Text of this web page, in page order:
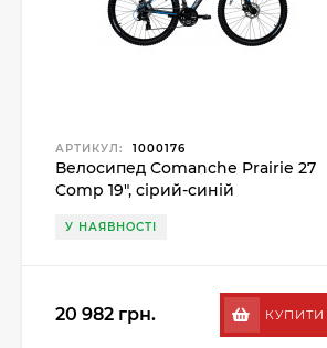
АРТИКУЛ: 1000176
Велосипед Comanche Prairie 27
Comp 19", сірий-синій
У НАЯВНОСТІ
20 982 грн. КУПИТИ